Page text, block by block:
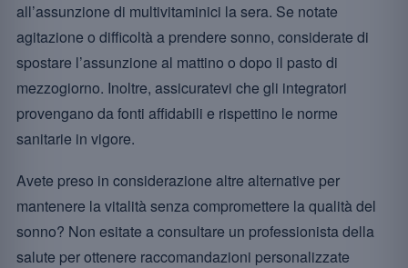
all’assunzione di multivitaminici la sera. Se notate
agitazione o difficoltà a prendere sonno, considerate di
spostare l’assunzione al mattino o dopo il pasto di
mezzogiorno. Inoltre, assicuratevi che gli integratori
provengano da fonti affidabili e rispettino le norme
sanitarie in vigore.
Avete preso in considerazione altre alternative per
mantenere la vitalità senza compromettere la qualità del
sonno? Non esitate a consultare un professionista della
salute per ottenere raccomandazioni personalizzate